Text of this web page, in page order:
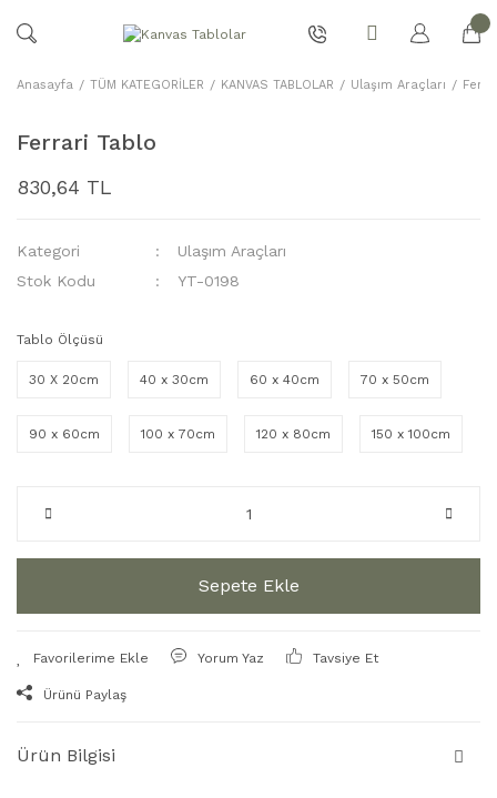
Anasayfa TÜM KATEGORİLER KANVAS TABLOLAR Ulaşım Araçları
Ferrari Tablo
830,64 TL
Kategori
Ulaşım Araçları
Stok Kodu
YT-0198
Tablo Ölçüsü
30 X 20cm 40 x 30cm 60 x 40cm 70 x 50cm
90 x 60cm 100 x 70cm 120 x 80cm 150 x 100cm
Sepete Ekle
Yorum Yaz Tavsiye Et
Ürünü Paylaş
Ürün Bilgisi